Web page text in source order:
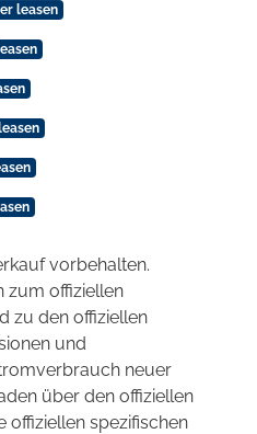
leasen
vorbehalten.
zum offiziellen
zu den offiziellen
und
neuer
über den offiziellen
offiziellen spezifischen